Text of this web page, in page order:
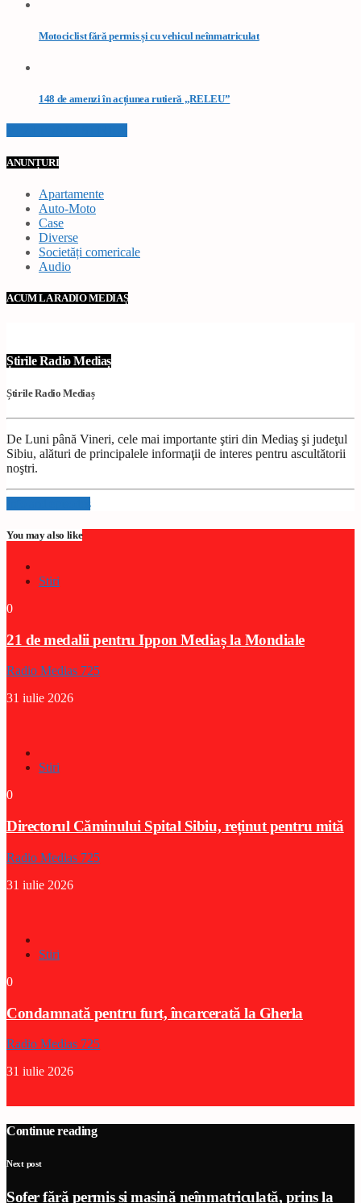
Motociclist fără permis și cu vehicul neînmatriculat
148 de amenzi în acțiunea rutieră „RELEU”
ANUNȚURI
Apartamente
Auto-Moto
Case
Diverse
Societăți comericale
Audio
ACUM LA RADIO MEDIAȘ
Știrile Radio Mediaș
Știrile Radio Mediaș
De Luni până Vineri, cele mai importante ştiri din Mediaş şi judeţul
Sibiu, alături de principalele informaţii de interes pentru ascultătorii
noştri.
Info and episodes
You may also like
Stiri
0
21 de medalii pentru Ippon Mediaș la Mondiale
Radio Medias 725
31 iulie 2026
Stiri
0
Directorul Căminului Spital Sibiu, reținut pentru mită
Radio Medias 725
31 iulie 2026
Stiri
0
Condamnată pentru furt, încarcerată la Gherla
Radio Medias 725
31 iulie 2026
Continue reading
Next post
Șofer fără permis și mașină neînmatriculată, prins la